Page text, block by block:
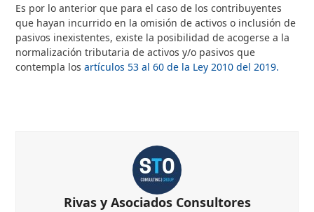
Es por lo anterior que para el caso de los contribuyentes
que hayan incurrido en la omisión de activos o inclusión de
pasivos inexistentes, existe la posibilidad de acogerse a la
normalización tributaria de activos y/o pasivos que
contempla losartículos 53 al 60 de la Ley 2010 del 2019.
Rivas y Asociados Consultores